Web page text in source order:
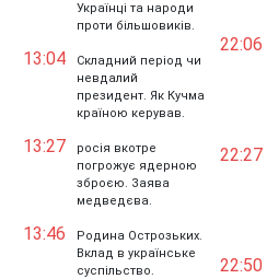
Українці та народи
проти більшовиків.
13:04
Складний період чи
невдалий
президент. Як Кучма
країною керував.
13:27
росія вкотре
погрожує ядерною
зброєю. Заява
медведєва.
13:46
Родина Острозьких.
Вклад в українське
суспільство.
22:06
22:27
22:50